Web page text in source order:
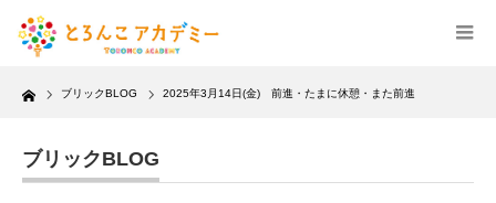
Home ブリックBLOG 2025年3月14日(金) 前進・たまに休憩・また前進
ブリックBLOG